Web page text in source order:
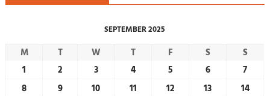
SEPTEMBER 2025
M T W T F S
S
1
2 3 4 5 6
7
8
9 10 11 12 13
14